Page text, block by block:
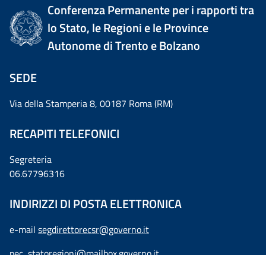
Conferenza Permanente per i rapporti tra
lo Stato, le Regioni e le Province
Autonome di Trento e Bolzano
SEDE
Via della Stamperia 8, 00187 Roma (RM)
RECAPITI TELEFONICI
Segreteria
06.67796316
INDIRIZZI DI POSTA ELETTRONICA
e-mail segdirettorecsr@governo.it